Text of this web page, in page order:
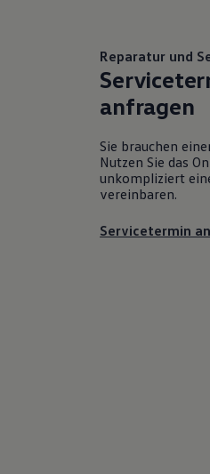
Reparatur und
anfragen
Sie brauchen
Nutzen Sie das
unkompliziert
vereinbaren.
Servicetermin